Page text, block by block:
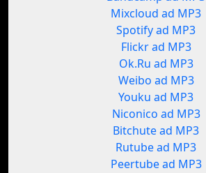
Mixcloud ad MP3
Spotify ad MP3
Flickr ad MP3
Ok.Ru ad MP3
Weibo ad MP3
Youku ad MP3
Niconico ad MP3
Bitchute ad MP3
Rutube ad MP3
Peertube ad MP3